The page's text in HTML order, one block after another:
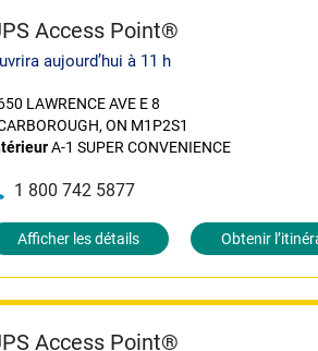
Access Point®
aujourd’hui à 11 h
LAWRENCE AVE E 8
ON M1P2S1
A-1 SUPER CONVENIENCE
1 800 742 5877
Afficher les détails Obtenir
Access Point®